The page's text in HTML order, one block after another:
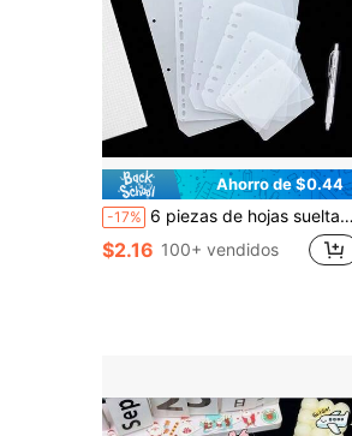
Ahorro de $0.44
-17% 6 piezas de hojas sueltas transparentes y con escarcha en tamaños A5/A6/A7/A4, para hacer libros de sellos, álbumes de pegatinas, páginas de sellos culturales, recambios de almohadillas de sellos, tableros de pegatinas de libros 3D, libros de pegatinas, para hacer libros de pegatinas, cubiertas de libros, artículos de oficina
$2.16 100+ vendidos